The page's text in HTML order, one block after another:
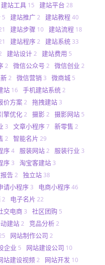
建站工具 15 建站平台 28
5 建站推广2 建站教程40
建站步骤 10 建站流程 18
建站程序2 建站系统 33
建站设计2 建站费用 5
2 微信公众号 2 微信创业 2
2 微信营销 3 微商城 5
站 16 手机建站系统2
价方案2 拖拽建站 3
擎优化2 摄影2 摄影网站 5
3 文章小程序7 新零售 2
2 智能名片 29
序4 服装网站2 服装行业 3
序 3 淘宝客建站 3
告2 独立站 38
请小程序 3 电商小程序46
2 电子名片 22
交电商 3 社区团购 5
建站2 竞品分析2
网站制作公司 2
企业 5 网站建设公司 10
站建设视频2 网站开发 10